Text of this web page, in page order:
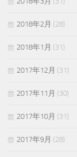
2018年2月 (28)
2018年1月 (31)
2017年12月 (31)
2017年11月 (30)
2017年10月 (31)
2017年9月 (28)